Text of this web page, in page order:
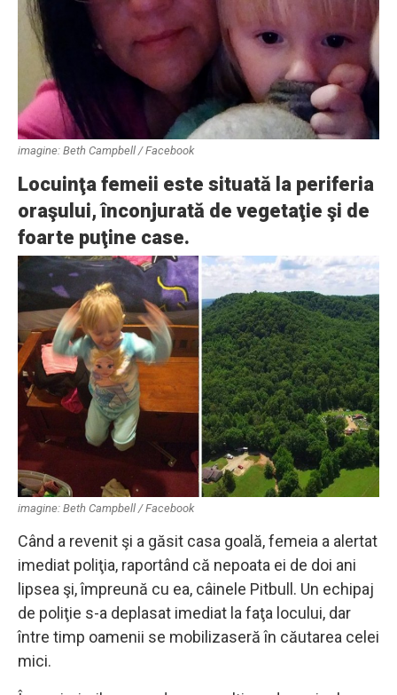
imagine: Beth Campbell / Facebook
Locuinţa femeii este situată la periferia
oraşului, înconjurată de vegetaţie şi de
foarte puţine case.
imagine: Beth Campbell / Facebook
Când a revenit şi a găsit casa goală, femeia a alertat
imediat poliţia, raportând că nepoata ei de doi ani
lipsea şi, împreună cu ea, câinele Pitbull. Un echipaj
de poliţie s-a deplasat imediat la faţa locului, dar
între timp oamenii se mobilizaseră în căutarea celei
mici.